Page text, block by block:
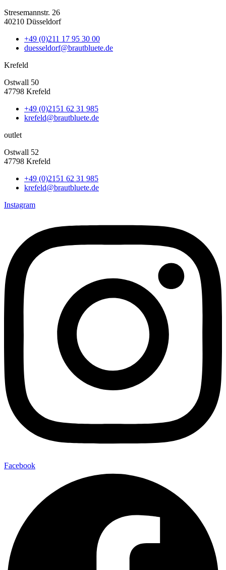
Stresemannstr. 26
40210 Düsseldorf
+49 (0)211 17 95 30 00
duesseldorf@brautbluete.de
Krefeld
Ostwall 50
47798 Krefeld
+49 (0)2151 62 31 985
krefeld@brautbluete.de
outlet
Ostwall 52
47798 Krefeld
+49 (0)2151 62 31 985
krefeld@brautbluete.de
Instagram
Facebook